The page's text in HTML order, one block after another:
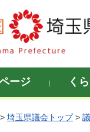
ージ く
> 埼玉県議会トップ>